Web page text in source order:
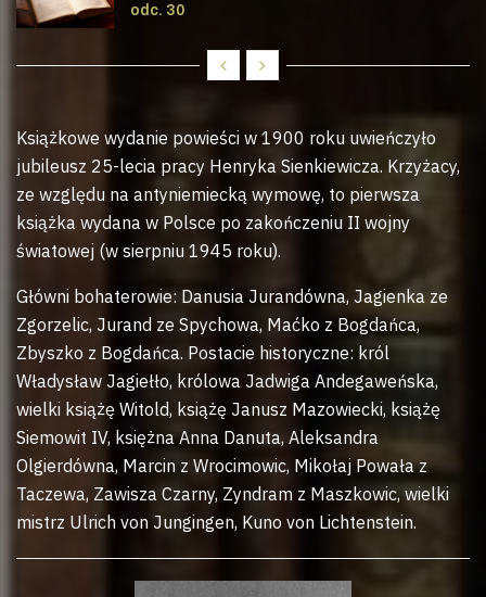
odc. 30
Książkowe wydanie powieści w 1900 roku uwieńczyło
jubileusz 25-lecia pracy Henryka Sienkiewicza. Krzyżacy,
ze względu na antyniemiecką wymowę, to pierwsza
książka wydana w Polsce po zakończeniu II wojny
światowej (w sierpniu 1945 roku).
Główni bohaterowie: Danusia Jurandówna, Jagienka ze
Zgorzelic, Jurand ze Spychowa, Maćko z Bogdańca,
Zbyszko z Bogdańca. Postacie historyczne: król
Władysław Jagiełło, królowa Jadwiga Andegaweńska,
wielki książę Witold, książę Janusz Mazowiecki, książę
Siemowit IV, księżna Anna Danuta, Aleksandra
Olgierdówna, Marcin z Wrocimowic, Mikołaj Powała z
Taczewa, Zawisza Czarny, Zyndram z Maszkowic, wielki
mistrz Ulrich von Jungingen, Kuno von Lichtenstein.